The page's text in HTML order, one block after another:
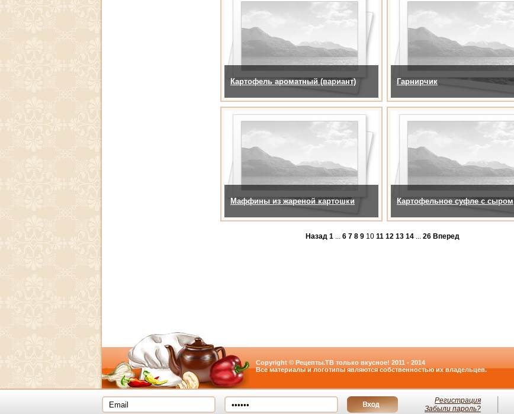
Картофель ароматный (вариант) Гарнирчик
Маффины из жареной картошки Картофельное суфле с сыром
Назад 1 ... 6 7 8 9 10 11 12 13 14 ... 26 Вперед
Copyright © Рецепты.ТВ только вкусное! 2011 - 2014
Все материалы и логотипы являются собственностью их владельцев.
Регистрация
Забыли пароль?